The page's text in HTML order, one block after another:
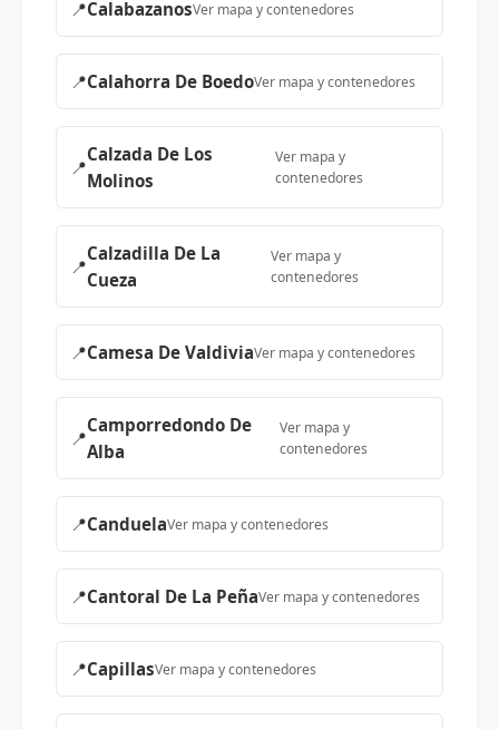
📍CalabazanosVer mapa y contenedores
📍Calahorra De BoedoVer mapa y contenedores
📍
Calzada De Los
Molinos
Ver mapa y
contenedores
📍
Calzadilla De La
Cueza
Ver mapa y
contenedores
📍Camesa De ValdiviaVer mapa y contenedores
📍
Camporredondo De
Alba
Ver mapa y
contenedores
📍CanduelaVer mapa y contenedores
📍Cantoral De La PeñaVer mapa y contenedores
📍CapillasVer mapa y contenedores